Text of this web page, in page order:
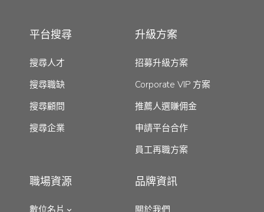
平台搜尋
搜尋人才
搜尋職缺
搜尋顧問
搜尋企業
升級方案
招募升級方案
Corporate VIP 方案
推薦人選賺佣金
申請平台合作
員工再職方案
職場資源
數位名片
品牌資訊
關於我們